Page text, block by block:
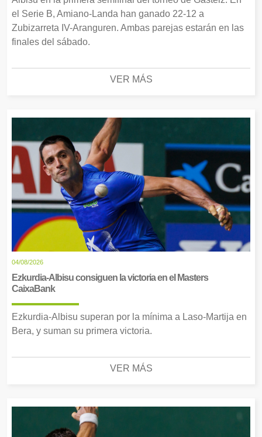
el Serie B, Amiano-Landa han ganado 22-12 a
Zubizarreta IV-Aranguren. Ambas parejas estarán en las
finales del sábado.
VER MÁS
04/08/2026
Ezkurdia-Albisu consiguen la victoria en el Masters
CaixaBank
Ezkurdia-Albisu superan por la mínima a Laso-Martija en
Bera, y suman su primera victoria.
VER MÁS